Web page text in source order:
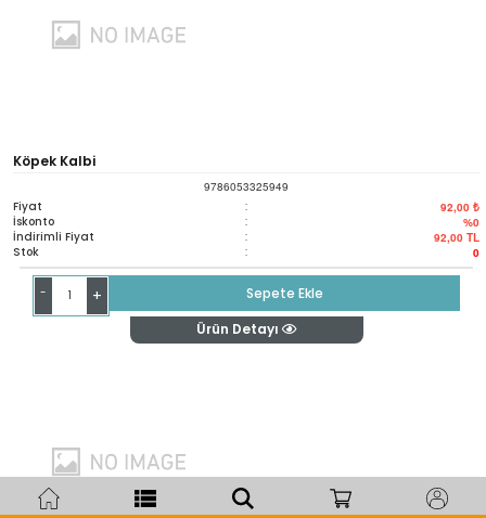
Köpek Kalbi
9786053325949
Fiyat : 92,00 ₺
İskonto : %0
İndirimli Fiyat : 92,00 TL
Stok : 0
- +
Sepete Ekle
Ürün Detayı